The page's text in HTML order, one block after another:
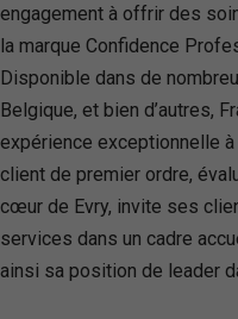
engagement à offrir des
la marque Confidence
Disponible dans de
Belgique, et bien d’autres,
expérience exceptionnelle
client de premier ordre,
cœur de Evry, invite ses
services dans un cadre
ainsi sa position de leader